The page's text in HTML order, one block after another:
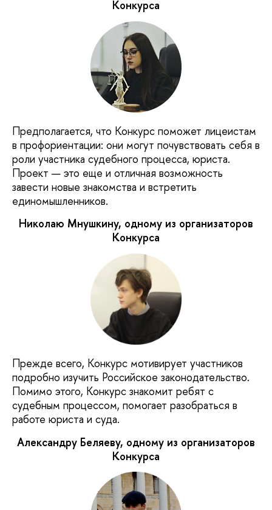
Конкурса
Предполагается, что Конкурс поможет лицеистам
в профориентации: они могут почувствовать себя в
роли участника судебного процесса, юриста.
Проект — это еще и отличная возможность
завести новые знакомства и встретить
единомышленников.
Николаю Мнушкину, одному из организаторов
Конкурса
Прежде всего, Конкурс мотивирует участников
подробно изучить Российское законодательство.
Помимо этого, Конкурс знакомит ребят с
судебным процессом, помогает разобраться в
работе юриста и суда.
Александру Беляеву, одному из организаторов
Конкурса